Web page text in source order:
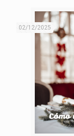
02/12/2025